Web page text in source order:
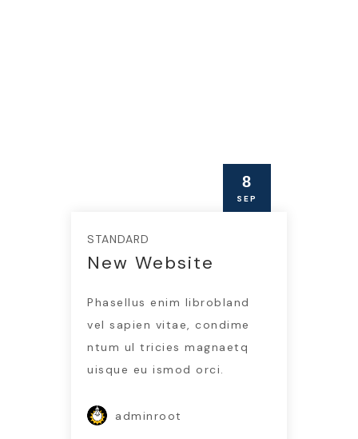
8
SEP
STANDARD
New Website
Phasellus enim librobland
vel sapien vitae, condime
ntum ul tricies magnaetq
uisque eu ismod orci.
adminroot